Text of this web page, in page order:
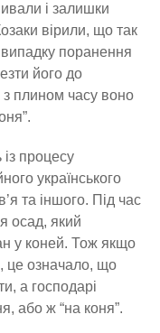
і залишки
вірили, що так
випадку поранення
його до
з плином часу воно
процесу
українського
та іншого. Під час
осад, який
у коней. Тож якщо
це означало, що
а господарі
або ж “на коня”.